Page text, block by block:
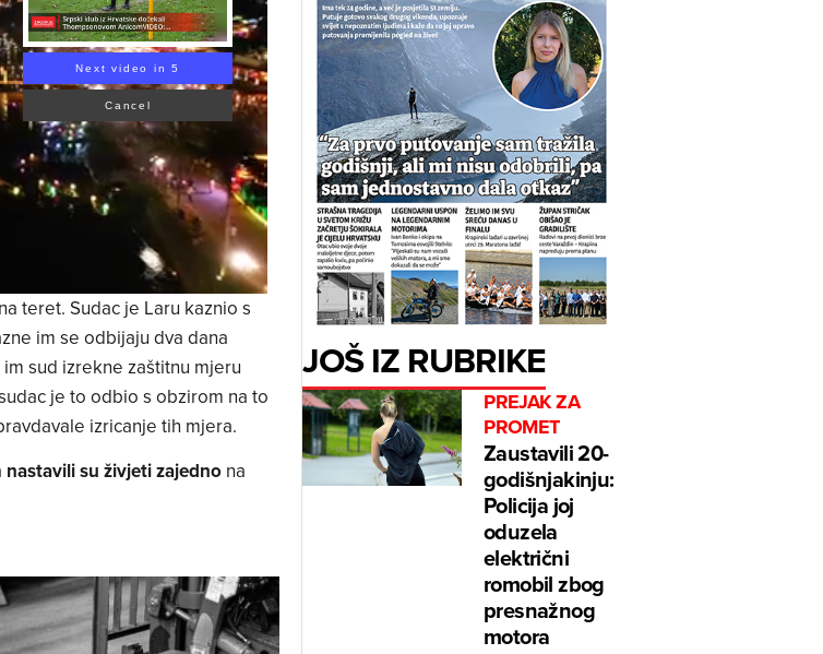
Next video in 4
Cancel
teret. Sudac je Laru kaznio s
im se odbijaju dva dana
sud izrekne zaštitnu mjeru
je to odbio s obzirom na to
izricanje tih mjera.
nastavili su živjeti zajednona
JOŠ IZ RUBRIKE
PREJAK ZA
PROMET
Zaustavili 20-
godišnjakinju:
Policija joj
oduzela
električni
romobil zbog
presnažnog
motora